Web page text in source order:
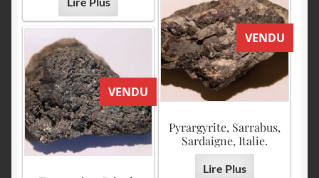
VENDU
Pyrargyrite, Sarrabus,
Sardaigne, Italie.
Lire Plus
VENDU